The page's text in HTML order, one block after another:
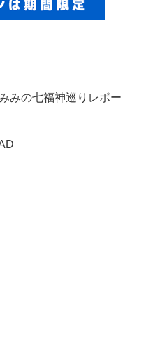
みの七福神巡りレポー